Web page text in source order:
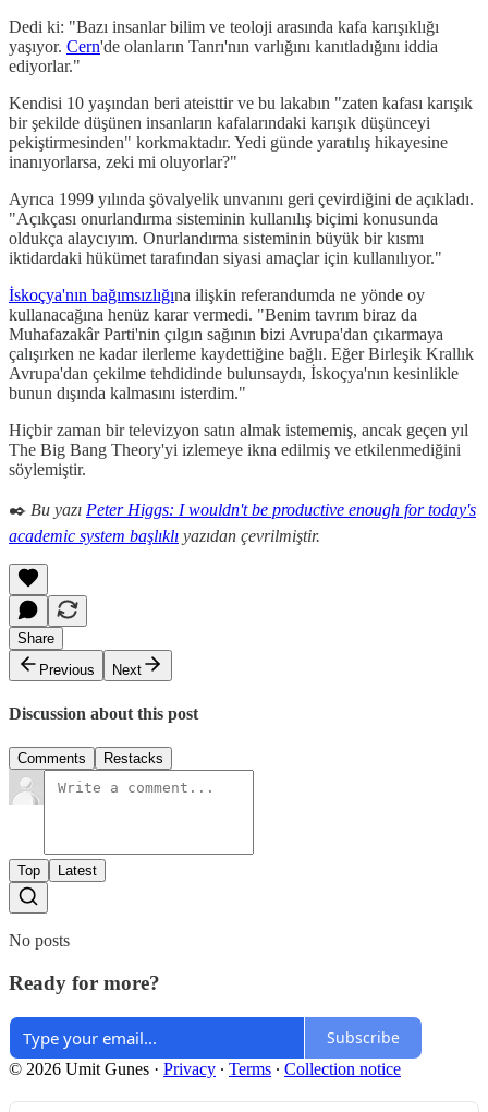
Dedi ki: "Bazı insanlar bilim ve teoloji arasında kafa karışıklığı
yaşıyor. Cern'de olanların Tanrı'nın varlığını kanıtladığını iddia
ediyorlar."
Kendisi 10 yaşından beri ateisttir ve bu lakabın "zaten kafası karışık
bir şekilde düşünen insanların kafalarındaki karışık düşünceyi
pekiştirmesinden" korkmaktadır. Yedi günde yaratılış hikayesine
inanıyorlarsa, zeki mi oluyorlar?"
Ayrıca 1999 yılında şövalyelik unvanını geri çevirdiğini de açıkladı.
"Açıkçası onurlandırma sisteminin kullanılış biçimi konusunda
oldukça alaycıyım. Onurlandırma sisteminin büyük bir kısmı
iktidardaki hükümet tarafından siyasi amaçlar için kullanılıyor."
İskoçya'nın bağımsızlığına ilişkin referandumda ne yönde oy
kullanacağına henüz karar vermedi. "Benim tavrım biraz da
Muhafazakâr Parti'nin çılgın sağının bizi Avrupa'dan çıkarmaya
çalışırken ne kadar ilerleme kaydettiğine bağlı. Eğer Birleşik Krallık
Avrupa'dan çekilme tehdidinde bulunsaydı, İskoçya'nın kesinlikle
bunun dışında kalmasını isterdim."
Hiçbir zaman bir televizyon satın almak istememiş, ancak geçen yıl
The Big Bang Theory'yi izlemeye ikna edilmiş ve etkilenmediğini
söylemiştir.
✒️ Bu yazı Peter Higgs: I wouldn't be productive enough for today's
academic system başlıklı yazıdan çevrilmiştir.
Share
Previous
Next
Discussion about this post
Comments Restacks
Top Latest
No posts
Ready for more?
Subscribe
© 2026 Umit Gunes · Privacy ∙ Terms ∙ Collection notice